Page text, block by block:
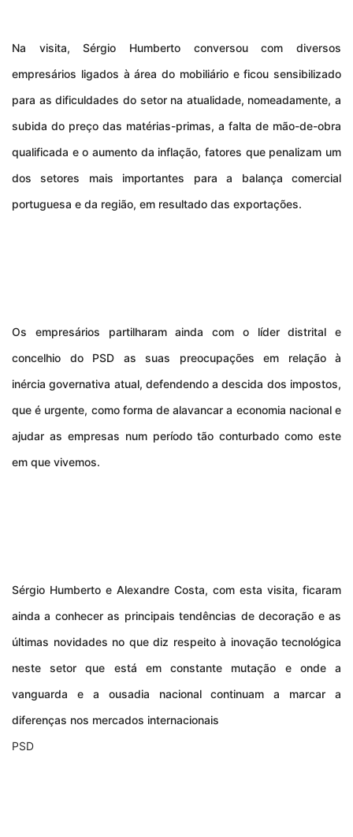
Na visita, Sérgio Humberto conversou com diversos
empresários ligados à área do mobiliário e ficou sensibilizado
para as dificuldades do setor na atualidade, nomeadamente, a
subida do preço das matérias-primas, a falta de mão-de-obra
qualificada e o aumento da inflação, fatores que penalizam um
dos setores mais importantes para a balança comercial
portuguesa e da região, em resultado das exportações.
Os empresários partilharam ainda com o líder distrital e
concelhio do PSD as suas preocupações em relação à
inércia governativa atual, defendendo a descida dos impostos,
que é urgente, como forma de alavancar a economia nacional e
ajudar as empresas num período tão conturbado como este
em que vivemos.
Sérgio Humberto e Alexandre Costa, com esta visita, ficaram
ainda a conhecer as principais tendências de decoração e as
últimas novidades no que diz respeito à inovação tecnológica
neste setor que está em constante mutação e onde a
vanguarda e a ousadia nacional continuam a marcar a
diferenças nos mercados internacionais
PSD